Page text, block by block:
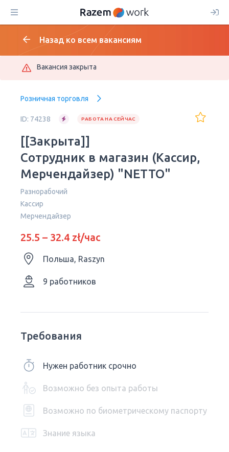
Назад ко всем вакансиям
Вакансия закрыта
Розничная торговля
ID: 74238 РАБОТА НА СЕЙЧАС
[[Закрыта]]
Сотрудник в магазин (Кассир,
Мерчендайзер) "NETTO"
Разнорабочий
Кассир
Мерчендайзер
25.5 – 32.4 zł/час
Польша, Raszyn
9 работников
Требования
Нужен работник срочно
Возможно без опыта работы
Возможно по биометрическому паспорту
Знание языка